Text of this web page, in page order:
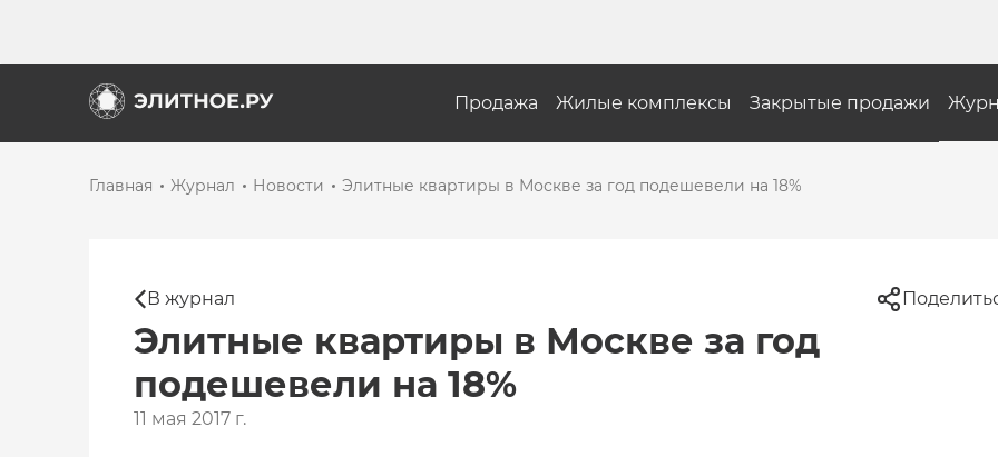
Продажа Жилые комплексы Закрытые продажи
Главная Журнал Новости Элитные квартиры в Москве за год подешевели на 18%
В журнал
Элитные квартиры в Москве за год
подешевели на 18%
11 мая 2017 г.